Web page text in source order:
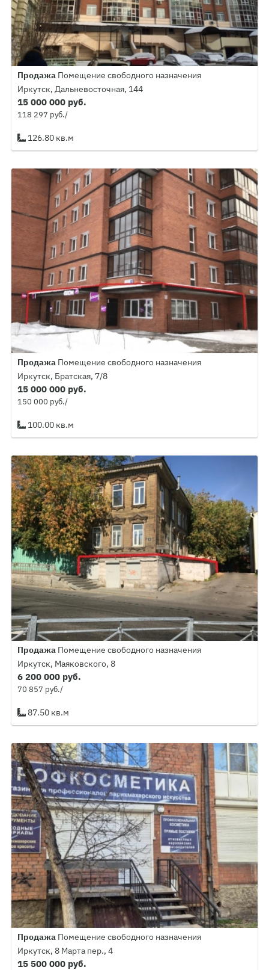
Продажа Помещение свободного назначения
Иркутск, Дальневосточная, 144
15 000 000 руб.
118 297 руб./
126.80 кв.м
Продажа Помещение свободного назначения
Иркутск, Братская, 7/8
15 000 000 руб.
150 000 руб./
100.00 кв.м
Продажа Помещение свободного назначения
Иркутск, Маяковского, 8
6 200 000 руб.
70 857 руб./
87.50 кв.м
Продажа Помещение свободного назначения
Иркутск, 8 Марта пер., 4
15 500 000 руб.